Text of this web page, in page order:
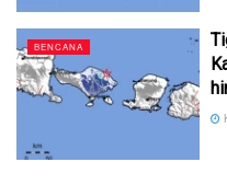
BENCANA